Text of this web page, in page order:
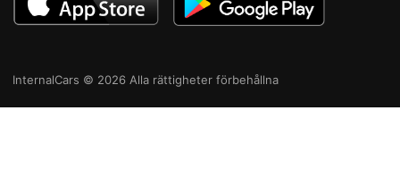
InternalCars © 2026 Alla rättigheter förbehållna